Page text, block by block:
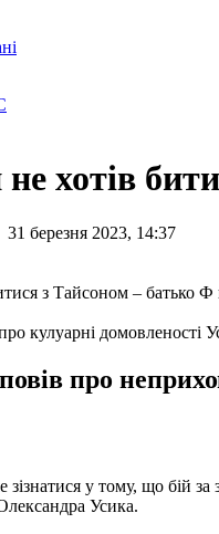
хотів
31 березня 2023, 14:37
кулуарні домовленості
про
у тому, що бій за
Усика.